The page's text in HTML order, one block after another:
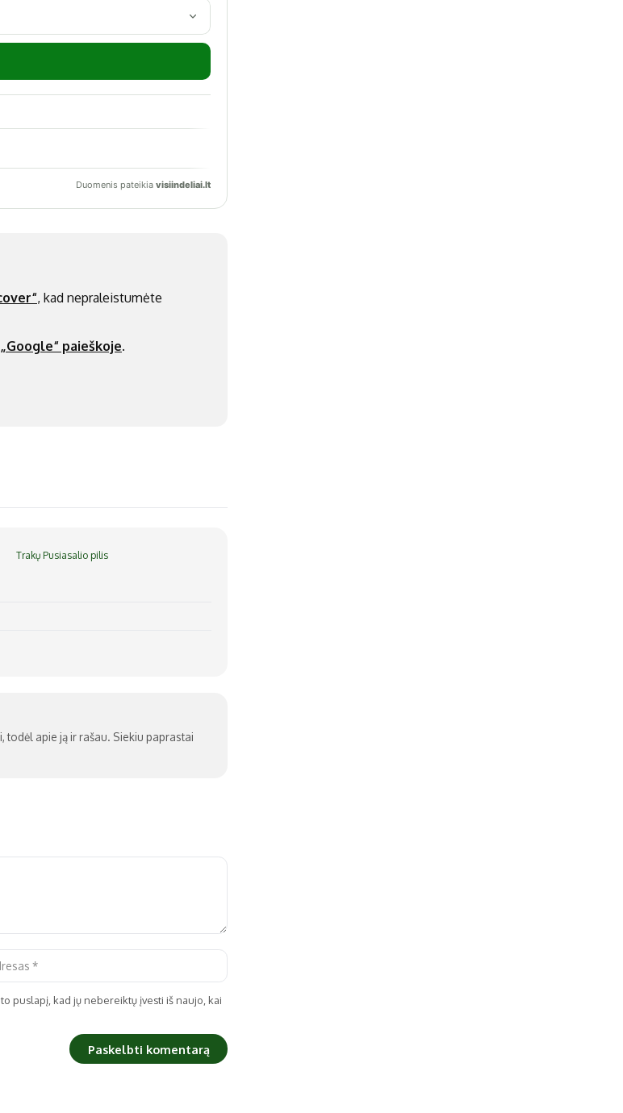
, kad nepraleistumėte
paieškoje.
Trakų Pusiasalio pilis
todėl apie ją ir rašau. Siekiu paprastai
puslapį, kad jų nebereiktų įvesti iš naujo, kai